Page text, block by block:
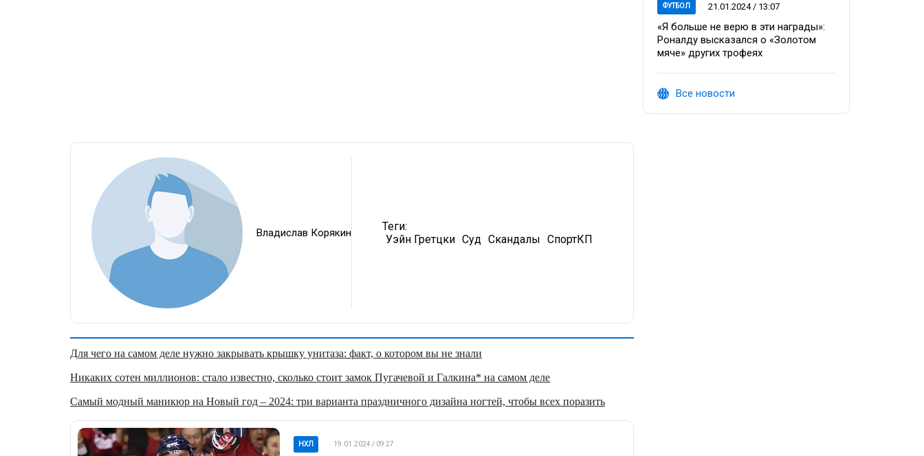
Владислав Корякин
Теги:
Уэйн Гретцки Суд Скандалы СпортКП
Для чего на самом деле нужно закрывать крышку унитаза: факт, о котором вы не знали
Никаких сотен миллионов: стало известно, сколько стоит замок Пугачевой и Галкина* на самом деле
Самый модный маникюр на Новый год – 2024: три варианта праздничного дизайна ногтей, чтобы всех поразить
НХЛ 19.01.2024 / 09:27
ФУТБОЛ 21.01.2024 / 13:07
«Я больше не верю в эти награды»:
Роналду высказался о «Золотом
мяче» других трофеях
Все новости